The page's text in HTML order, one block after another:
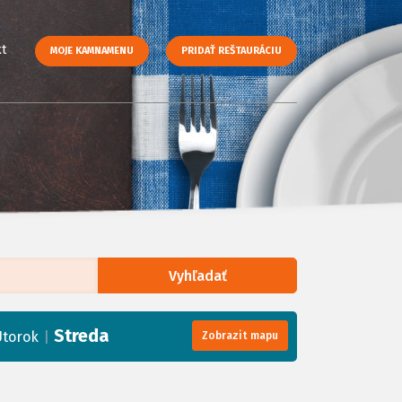
MOJE KAMNAMENU PRIDAŤ REŠTAURÁCIU
Vyhľadať
Streda Zobrazit mapu